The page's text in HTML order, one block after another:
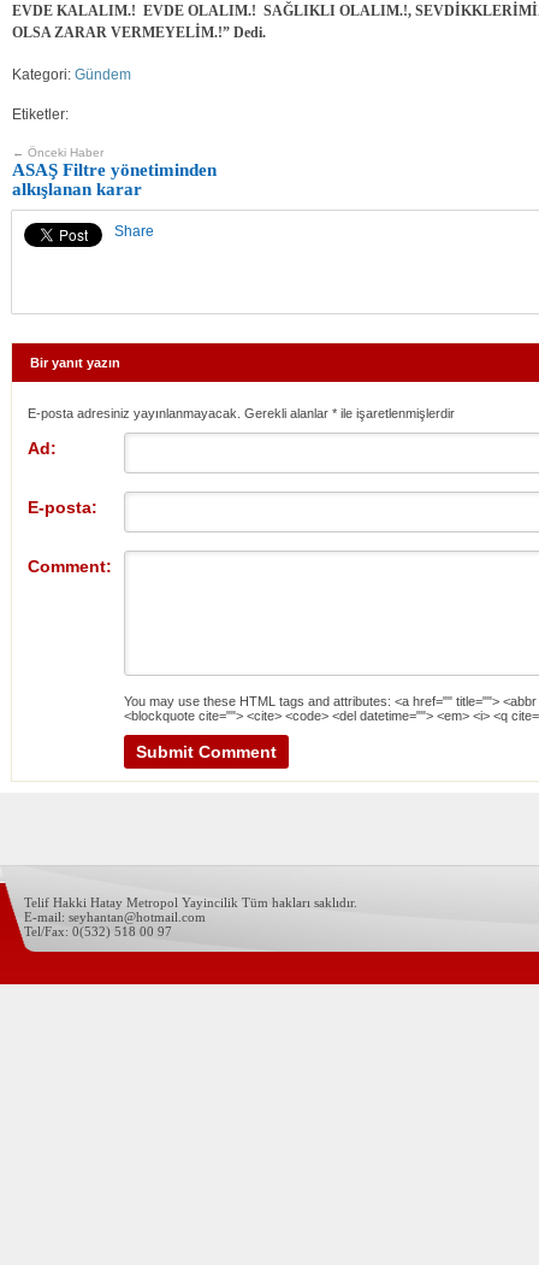
EVDE KALALIM.! EVDE OLALIM.! SAĞLIKLI OLALIM.!,
OLSA ZARAR VERMEYELİM.!” Dedi.
Kategori: Gündem
Etiketler:
← Önceki Haber
ASAŞ Filtre yönetiminden
alkışlanan karar
Share
Bir yanıt yazın
E-posta adresiniz yayınlanmayacak. Gerekli alanlar * ile işaretlenmişlerdir
Ad:
E-posta:
Comment:
You may use these HTML tags and attributes: <a href="" title="">
<blockquote cite=""> <cite> <code> <del datetime=""> <em> <i> <q
Telif Hakki Hatay Metropol Yayincilik Tüm hakları saklıdır.
E-mail: seyhantan@hotmail.com
Tel/Fax: 0(532) 518 00 97